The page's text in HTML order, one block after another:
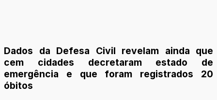
Dados da Defesa Civil revelam ainda que
cem cidades decretaram estado de
emergência e que foram registrados 20
óbitos